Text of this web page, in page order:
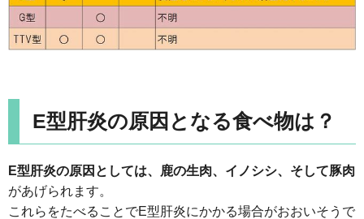
E型肝炎の原因となる食べ物は？
E型肝炎の原因としては、鹿の生肉、イノシシ、そして豚肉
があげられます。
これらをたべることでE型肝炎にかかる場合がおおいそうで